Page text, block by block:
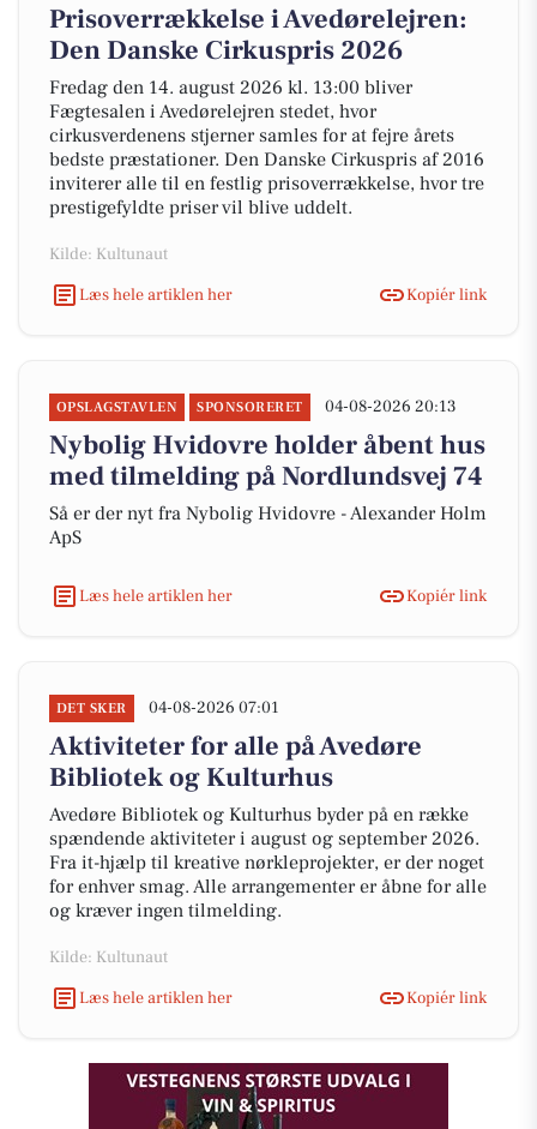
Prisoverrækkelse i Avedørelejren:
Den Danske Cirkuspris 2026
Fredag den 14. august 2026 kl. 13:00 bliver
Fægtesalen i Avedørelejren stedet, hvor
cirkusverdenens stjerner samles for at fejre årets
bedste præstationer. Den Danske Cirkuspris af 2016
inviterer alle til en festlig prisoverrækkelse, hvor tre
prestigefyldte priser vil blive uddelt.
Kilde: Kultunaut
Læs hele artiklen her
Kopiér link
OPSLAGSTAVLEN SPONSORERET 04-08-2026 20:13
Nybolig Hvidovre holder åbent hus
med tilmelding på Nordlundsvej 74
Så er der nyt fra Nybolig Hvidovre - Alexander Holm
ApS
Læs hele artiklen her Kopiér link
DET SKER 04-08-2026 07:01
Aktiviteter for alle på Avedøre
Bibliotek og Kulturhus
Avedøre Bibliotek og Kulturhus byder på en række
spændende aktiviteter i august og september 2026.
Fra it-hjælp til kreative nørkleprojekter, er der noget
for enhver smag. Alle arrangementer er åbne for alle
og kræver ingen tilmelding.
Kilde: Kultunaut
Læs hele artiklen her
Kopiér link